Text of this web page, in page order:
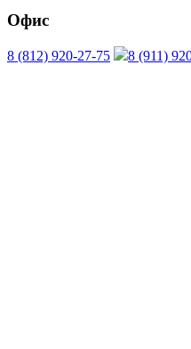
Офис
8 (812) 920-27-75 8 (911)